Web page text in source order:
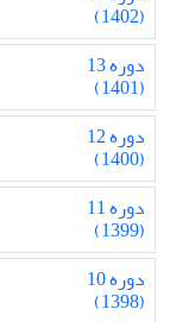
(1402)
دوره 13
(1401)
دوره 12
(1400)
دوره 11
(1399)
دوره 10
(1398)